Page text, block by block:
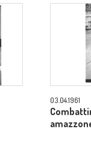
03.04.1961